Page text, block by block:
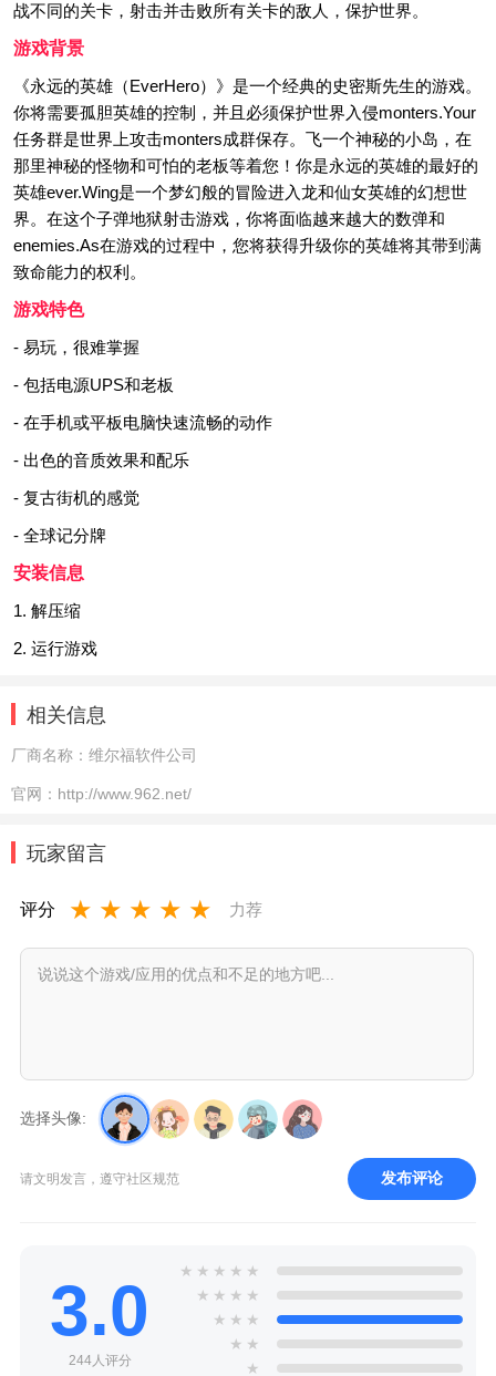
战不同的关卡，射击并击败所有关卡的敌人，保护世界。
游戏背景
《永远的英雄（EverHero）》是一个经典的史密斯先生的游戏。
你将需要孤胆英雄的控制，并且必须保护世界入侵monters.Your
任务群是世界上攻击monters成群保存。飞一个神秘的小岛，在
那里神秘的怪物和可怕的老板等着您！你是永远的英雄的最好的
英雄ever.Wing是一个梦幻般的冒险进入龙和仙女英雄的幻想世
界。在这个子弹地狱射击游戏，你将面临越来越大的数弹和
enemies.As在游戏的过程中，您将获得升级你的英雄将其带到满
致命能力的权利。
游戏特色
- 易玩，很难掌握
- 包括电源UPS和老板
- 在手机或平板电脑快速流畅的动作
- 出色的音质效果和配乐
- 复古街机的感觉
- 全球记分牌
安装信息
1. 解压缩
2. 运行游戏
相关信息
厂商名称： 维尔福软件公司
官网： http://www.962.net/
玩家留言
评分 ★ ★ ★ ★ ★ 力荐
选择头像:
请文明发言，遵守社区规范 发布评论
3.0
244人评分
★ ★ ★ ★ ★
★ ★ ★ ★
★ ★ ★
★ ★
★